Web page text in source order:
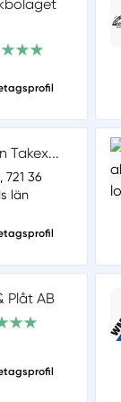
Takex...
721 36
län
Plåt AB